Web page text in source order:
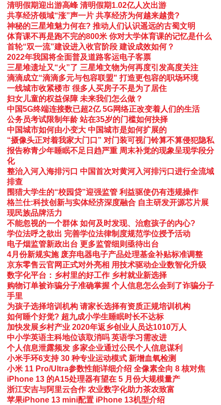
清明假期迎出游高峰 清明假期1.02亿人次出游
共享经济领域“涨”声一片 共享经济为何越来越贵?
神秘的三星堆魅力何在? 推动人们认识遥远的古蜀文明
体育课不再是跑不完的800米 你对大学体育课的记忆是什么
首轮“双一流”建设进入收官阶段 建设成效如何？
2022年我国将全面普及道路客运电子客票
三星堆遗址又“火”了 三星堆文物为何再度引发高度关注
滴滴成立“滴滴多元与包容联盟" 打造更包容的职场环境
一线城市收紧楼市 很多人买房子不是为了居住
妇女儿童的权益保障 未来我们怎么做？
中国5G终端连接数已超2亿 5G网络正改变着人们的生活
公务员考试限制年龄 站在35岁的门槛如何抉择
中国城市如何由小变大 中国城市是如何扩展的
“摄像头正对着我家大门口” 对门装可视门铃算不算侵犯隐私
报告称青少年睡眠不足日趋严重 周末补觉的现象呈现学段分
化
整治入河入海排污口 中国首次对黄河入河排污口进行全流域
排查
围猎大学生的“校园贷”迎强监管 利益驱使仍有违规操作
格兰仕:科技创新与实体经济深度融合 自主研发开源芯片展
现民族品牌活力
不能忽视的一个群体 如何及时发现、治愈孩子的内心?
学位法呼之欲出 完善学位法律制度规范学位授予活动
电子烟监管新政出台 更多监管细则亟待出台
4月份新规实施 废弃电器电子产品处理基金补贴标准调整
京东零售云官网正式对外亮相 用技术驱动企业数智化升级
数字化平台：乡村里的好工作 乡村就业新选择
购物订单被诈骗分子准确掌握 个人信息怎么会到了诈骗分子
手里
为孩子选择培训机构 请家长选择有资质正规培训机构
如何睡个好觉? 超九成小学生睡眠时长不达标
加快发展乡村产业 2020年返乡创业人员达1010万人
中小学英语主科地位该取消吗 英语学习需改进
个人信息泄露频发 多家企业通过公民个人信息谋利
小米手环6支持 30 种专业运动模式 新增血氧检测
小米 11 Pro/Ultra参数性能详细介绍 全像素全向 8 核对焦
iPhone 13 的A15处理器有望在 5 月份大规模量产
浙江安吉与阿里云合作 农业数字化助力茶农致富
苹果iPhone 13 mini配置 iPhone 13机型介绍